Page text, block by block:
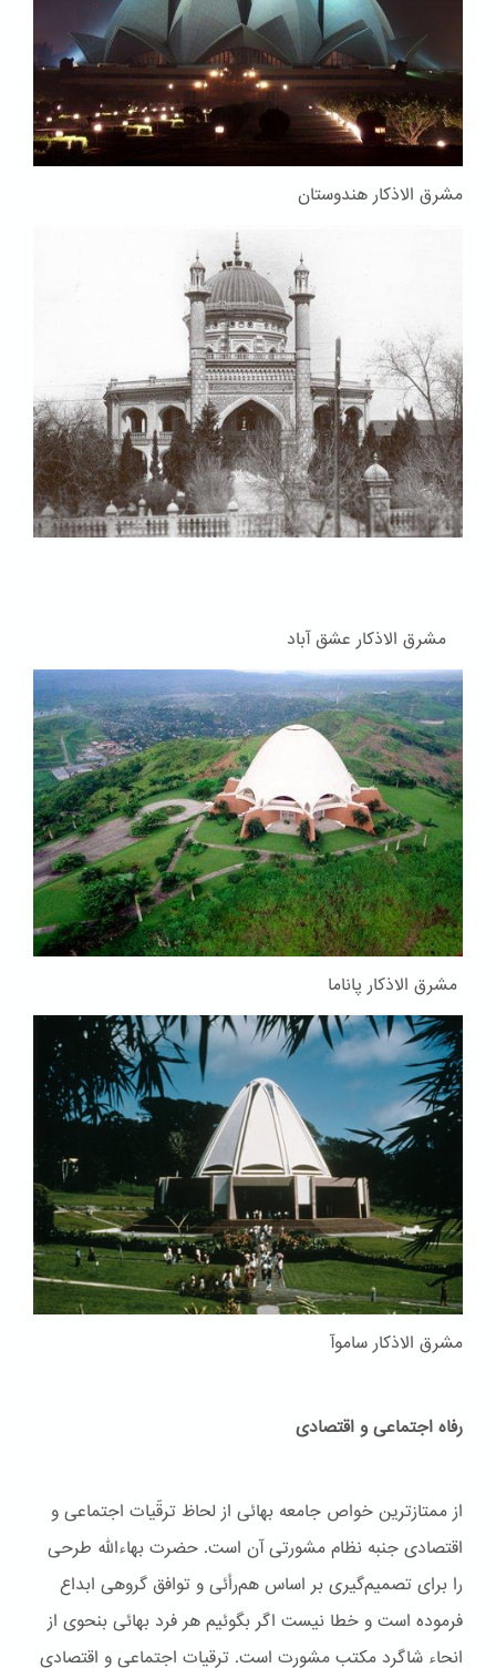
مشرق الاذکار هندوستان
مشرق الاذکار عشق آباد
مشرق الاذکار پاناما
مشرق الاذکار ساموآ
رفاه اجتماعی و اقتصادی
از ممتازترین خواص جامعه بهائی از لحاظ ترقّیات اجتماعی و
اقتصادی جنبه نظام مشورتی آن است. حضرت بهاءاللّه طرحی
را برای تصمیم‌گیری بر اساس هم‌رأئی و توافق گروهی ابداع
فرموده است و خطا نیست اگر بگوئیم هر فرد بهائی بنحوی از
انحاء شاگرد مکتب مشورت است. ترقیات اجتماعی و اقتصادی